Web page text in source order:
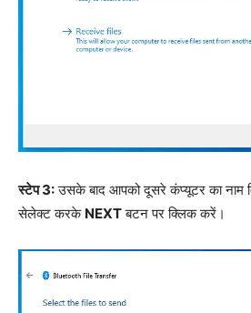
स्टेप 3:उसके बाद आपको दूसरे कंप्यूटर का नाम
सेलेक्ट करके NEXTबटन पर क्लिक करें।